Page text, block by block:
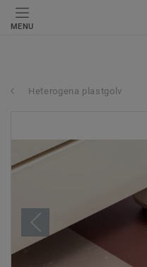
MENU
Heterogena plastgolv